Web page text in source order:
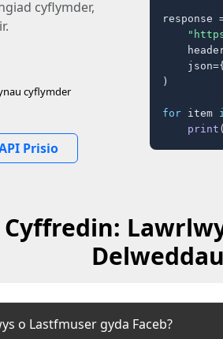
cyflymder,
cyflymder
Prisio
response
)
for item
print
o Lastfmuser gyda Faceb?